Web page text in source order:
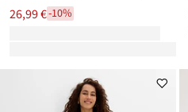
26,99 €-10%